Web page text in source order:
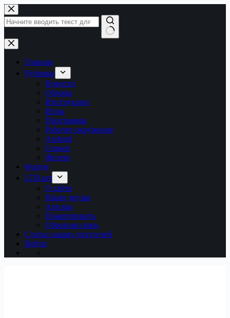
Перейти
к
сути
Ничего
не
найденоГлавная
Рубрики
Новости
Обзоры
Инструкции
Игры
Программы
Рабочее окружение
Android
Сервер
Железо
Форум
LTB.net
О сайте
Наши друзья
Авторы
Пожертвовать
Обратная связь
Статьи наших читателей
Войти